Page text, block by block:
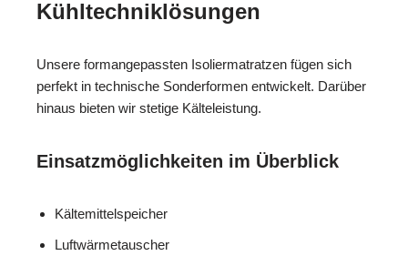
Kühltechniklösungen
Unsere formangepassten Isoliermatratzen fügen sich
perfekt in technische Sonderformen entwickelt. Darüber
hinaus bieten wir stetige Kälteleistung.
Einsatzmöglichkeiten im Überblick
Kältemittelspeicher
Luftwärmetauscher